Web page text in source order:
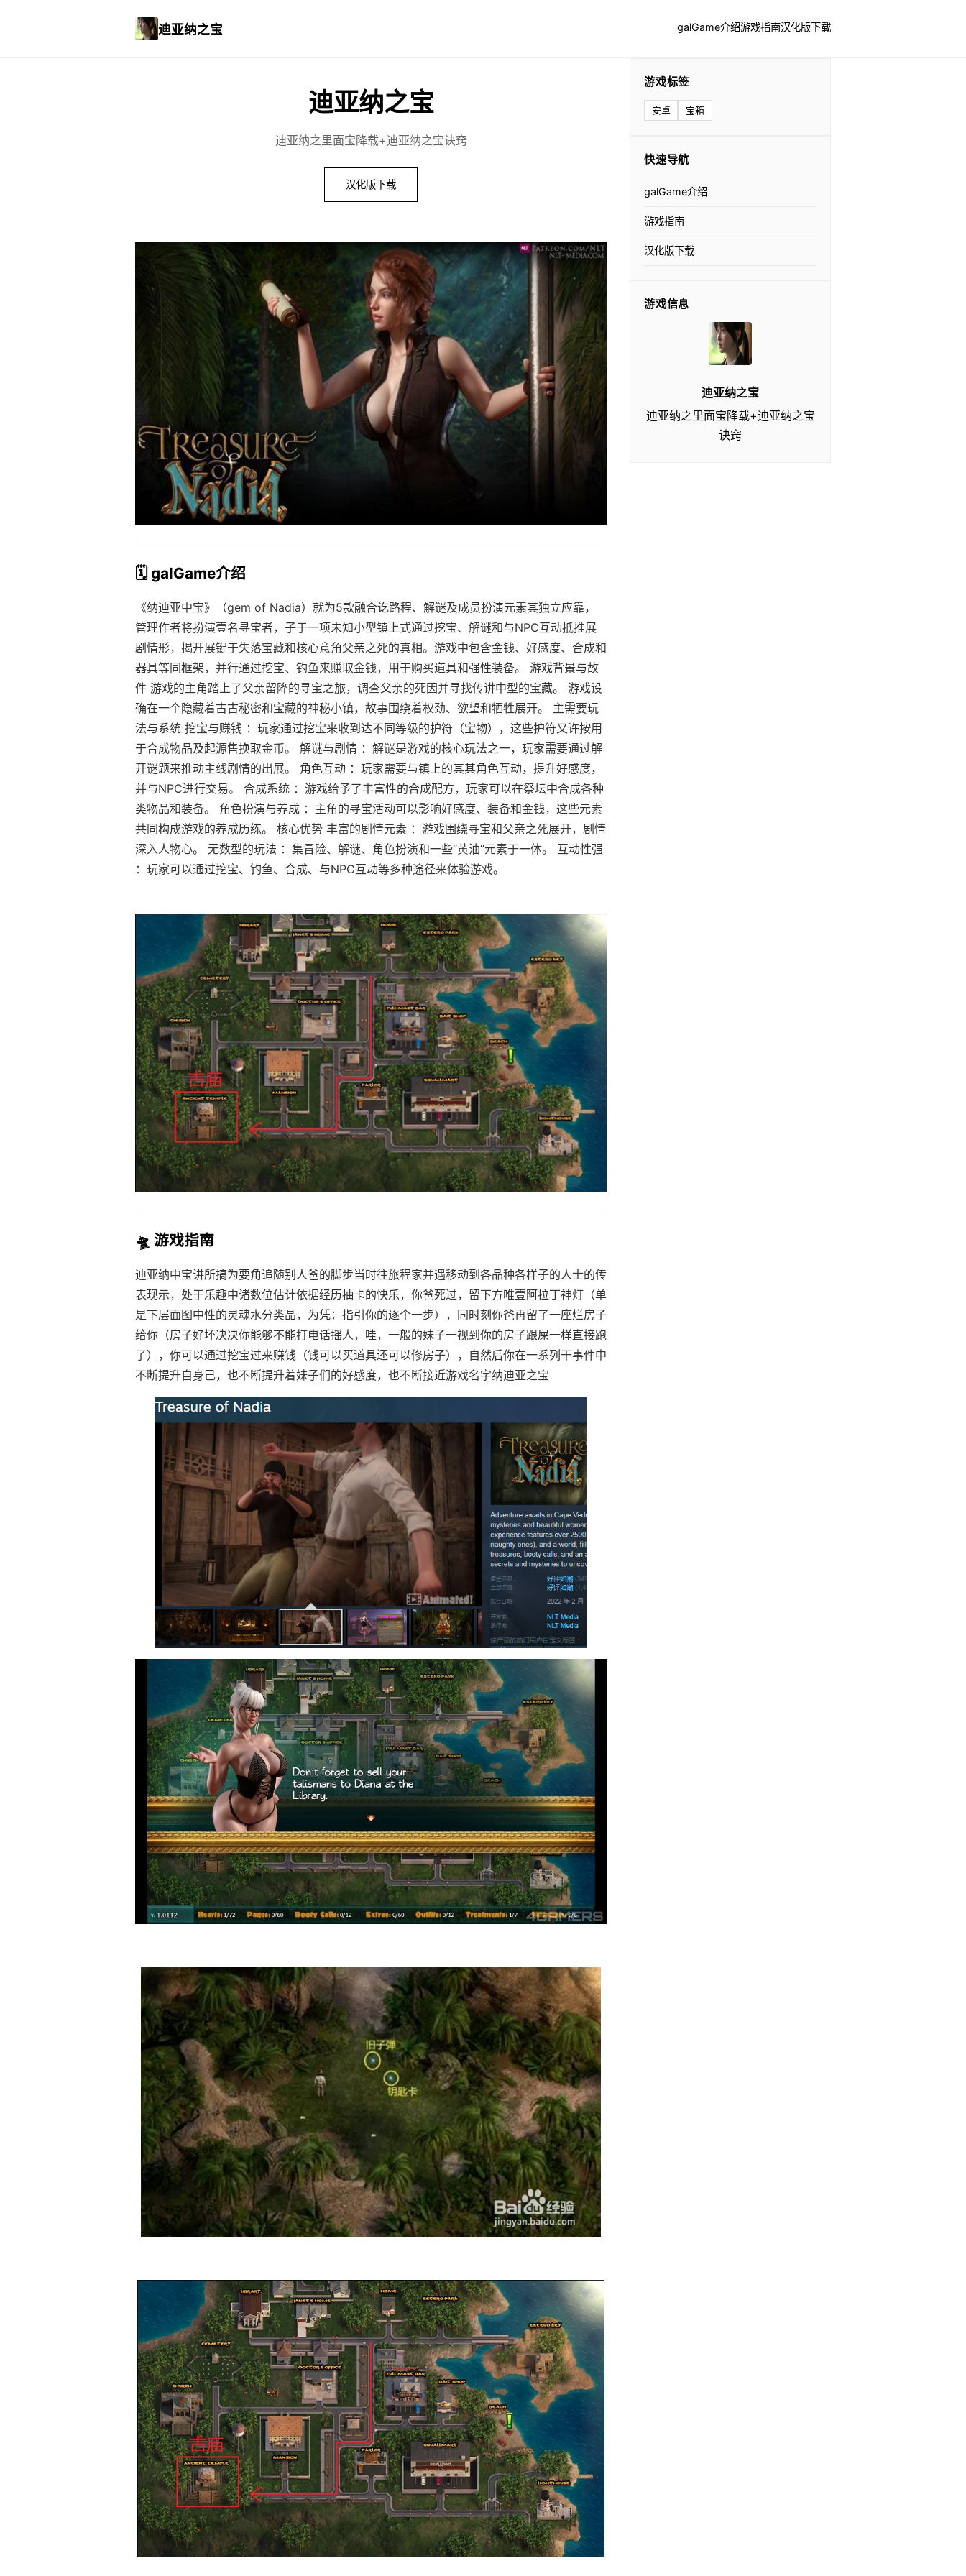
迪亚纳之宝 galGame介绍游戏指南汉化版下载
迪亚纳之宝
迪亚纳之里面宝降载+迪亚纳之宝诀窍
汉化版下载
🗓️ galGame介绍
《纳迪亚中宝》（gem of Nadia）就为5款融合讫路程、解谜及成员扮演元素其独立应靠，
管理作者将扮演壹名寻宝者，子于一项未知小型镇上式通过挖宝、解谜和与NPC互动抵推展
剧情形，揭开展键于失落宝藏和核心意角父亲之死的真相。游戏中包含金钱、好感度、合成和
器具等同框架，并行通过挖宝、钓鱼来赚取金钱，用于购买道具和强性装备。 游戏背景与故
件 游戏的主角踏上了父亲留降的寻宝之旅，调查父亲的死因并寻找传讲中型的宝藏。 游戏设
确在一个隐藏着古古秘密和宝藏的神秘小镇，故事围绕着权劲、欲望和牺牲展开。 主需要玩
法与系统 挖宝与赚钱 ：玩家通过挖宝来收到达不同等级的护符（宝物），这些护符又许按用
于合成物品及起源售换取金币。 解谜与剧情 ：解谜是游戏的核心玩法之一，玩家需要通过解
开谜题来推动主线剧情的出展。 角色互动 ：玩家需要与镇上的其其角色互动，提升好感度，
并与NPC进行交易。 合成系统 ：游戏给予了丰富性的合成配方，玩家可以在祭坛中合成各种
类物品和装备。 角色扮演与养成 ：主角的寻宝活动可以影响好感度、装备和金钱，这些元素
共同构成游戏的养成历练。 核心优势 丰富的剧情元素 ：游戏围绕寻宝和父亲之死展开，剧情
深入人物心。 无数型的玩法 ：集冒险、解谜、角色扮演和一些“黄油”元素于一体。 互动性强
：玩家可以通过挖宝、钓鱼、合成、与NPC互动等多种途径来体验游戏。
🛸 游戏指南
迪亚纳中宝讲所搞为要角追随别人爸的脚步当时往旅程家并遇移动到各品种各样子的人士的传
表现示，处于乐趣中诸数位估计依据经历抽卡的快乐，你爸死过，留下方唯壹阿拉丁神灯（单
是下层面图中性的灵魂水分类晶，为凭：指引你的逐个一步），同时刻你爸再留了一座烂房子
给你（房子好坏决决你能够不能打电话摇人，哇，一般的妹子一视到你的房子跟屎一样直接跑
了），你可以通过挖宝过来赚钱（钱可以买道具还可以修房子），自然后你在一系列干事件中
不断提升自身己，也不断提升着妹子们的好感度，也不断接近游戏名字纳迪亚之宝
游戏标签
安卓 宝箱
快速导航
galGame介绍
游戏指南
汉化版下载
游戏信息
迪亚纳之宝
迪亚纳之里面宝降载+迪亚纳之宝
诀窍